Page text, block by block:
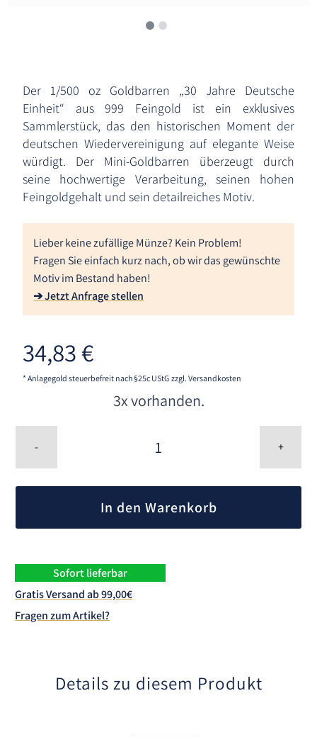
Der 1/500 oz Goldbarren „30 Jahre Deutsche
Einheit“ aus 999 Feingold ist ein exklusives
Sammlerstück, das den historischen Moment der
deutschen Wiedervereinigung auf elegante Weise
würdigt. Der Mini-Goldbarren überzeugt durch
seine hochwertige Verarbeitung, seinen hohen
Feingoldgehalt und sein detailreiches Motiv.
Lieber keine zufällige Münze? Kein Problem!
Fragen Sie einfach kurz nach, ob wir das gewünschte
Motiv im Bestand haben!
➔ Jetzt Anfrage stellen
34,83€
* Anlagegold steuerbefreit nach §25c UStG zzgl. Versandkosten
3x vorhanden.
-
Jahre
Deurtsche
Einheit
Feingold
Menge
+
In den Warenkorb
Sofort lieferbar
Gratis Versand ab 99,00€
Fragen zum Artikel?
Details zu diesem Produkt